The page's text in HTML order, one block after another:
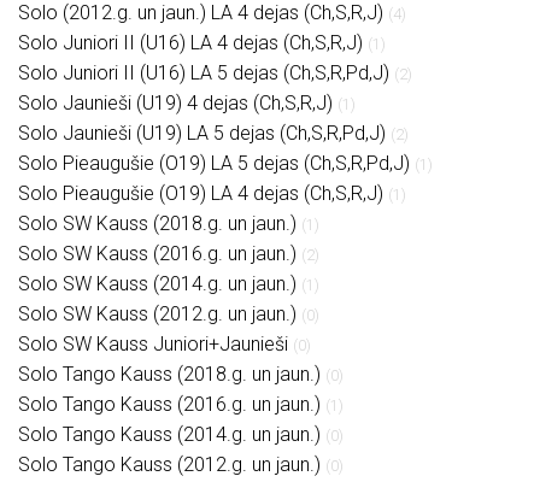
Solo (2012.g. un jaun.) LA 4 dejas (Ch,S,R,J) (4)
Solo Juniori II (U16) LA 4 dejas (Ch,S,R,J) (1)
Solo Juniori II (U16) LA 5 dejas (Ch,S,R,Pd,J) (2)
Solo Jaunieši (U19) 4 dejas (Ch,S,R,J) (1)
Solo Jaunieši (U19) LA 5 dejas (Ch,S,R,Pd,J) (2)
Solo Pieaugušie (O19) LA 5 dejas (Ch,S,R,Pd,J) (1)
Solo Pieaugušie (O19) LA 4 dejas (Ch,S,R,J) (1)
Solo SW Kauss (2018.g. un jaun.) (1)
Solo SW Kauss (2016.g. un jaun.) (2)
Solo SW Kauss (2014.g. un jaun.) (1)
Solo SW Kauss (2012.g. un jaun.) (0)
Solo SW Kauss Juniori+Jaunieši (0)
Solo Tango Kauss (2018.g. un jaun.) (0)
Solo Tango Kauss (2016.g. un jaun.) (1)
Solo Tango Kauss (2014.g. un jaun.) (0)
Solo Tango Kauss (2012.g. un jaun.) (0)